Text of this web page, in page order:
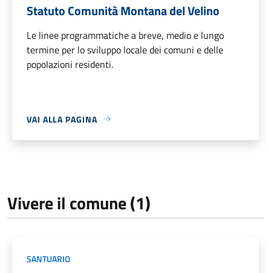
Statuto Comunità Montana del Velino
Le linee programmatiche a breve, medio e lungo
termine per lo sviluppo locale dei comuni e delle
popolazioni residenti.
VAI ALLA PAGINA
Vivere il comune (1)
SANTUARIO